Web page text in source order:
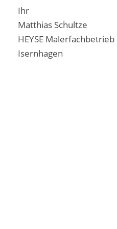
Ihr
Matthias Schultze
HEYSE Malerfachbetrieb
Isernhagen